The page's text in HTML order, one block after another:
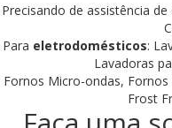
Precisando de assistência
Para eletrodomésticos:
Lavadoras
Fornos Micro-ondas,
Frost